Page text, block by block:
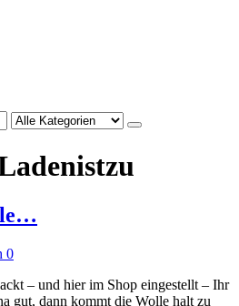
0
– und hier im Shop eingestellt – Ihr
gut, dann kommt die Wolle halt zu